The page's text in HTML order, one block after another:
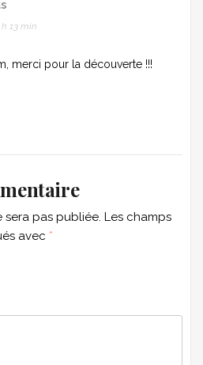
13 min
merci pour la découverte !!!
sera pas publiée. Les champs
avec *